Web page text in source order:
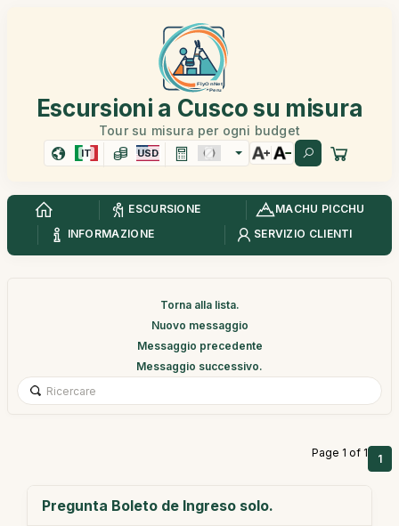
Escursioni a Cusco su misura
Tour su misura per ogni budget
IT USD
ESCURSIONE
MACHU PICCHU
INFORMAZIONE
SERVIZIO CLIENTI
Torna alla lista.
Nuovo messaggio
Messaggio precedente
Messaggio successivo.
Page 1 of 1 1
Pregunta Boleto de Ingreso solo.